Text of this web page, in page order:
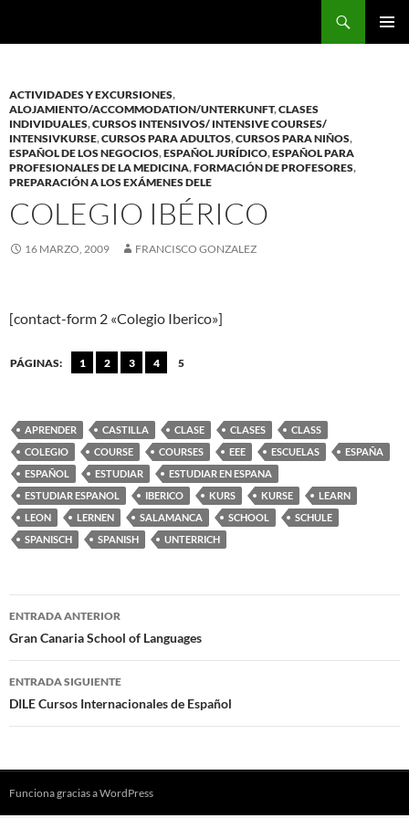
ACTIVIDADES Y EXCURSIONES,
ALOJAMIENTO/ACCOMMODATION/UNTERKUNFT,CLASES
INDIVIDUALES,CURSOS INTENSIVOS/ INTENSIVE COURSES/
INTENSIVKURSE,CURSOS PARA ADULTOS,CURSOS PARA NIÑOS,
ESPAÑOL DE LOS NEGOCIOS,ESPAÑOL JURÍDICO,ESPAÑOL PARA
PROFESIONALES DE LA MEDICINA,FORMACIÓN DE PROFESORES,
PREPARACIÓN A LOS EXÁMENES DELE
COLEGIO IBÉRICO
16 MARZO, 2009 FRANCISCO GONZALEZ
[contact-form 2 «Colegio Iberico»]
PÁGINAS: 1 2 3 4 5
APRENDER CASTILLA CLASE CLASES
CLASS
COLEGIO
COURSE COURSES EEE ESCUELAS
ESPAÑA
ESPAÑOL
ESTUDIAR
ESTUDIAR EN ESPANA
ESTUDIAR ESPANOL
IBERICO KURS KURSE
LEARN
LEON
LERNEN SALAMANCA SCHOOL
SCHULE
SPANISCH
SPANISH UNTERRICH
Navegación
de
entradas
ENTRADA ANTERIOR
Gran Canaria School of Languages
ENTRADA SIGUIENTE
DILE Cursos Internacionales de Español
Funciona gracias a WordPress